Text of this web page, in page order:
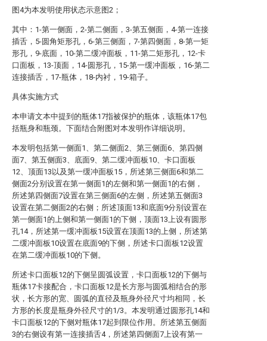
图4为本发明使用状态示意图2；
其中：1-第一侧面，2-第二侧面，3-第五侧面，4-第一连接
插舌，5-圆角矩形孔，6-第三侧面，7-第四侧面，8-第一矩
形孔，9-底面，10-第二缓冲面板，11-第二矩形孔，12-卡
口面板，13-顶面，14-圆形孔，15-第一缓冲面板，16-第二
连接插舌，17-瓶体，18-内衬，19-箱子。
具体实施方式
本申请文本中提到的瓶体17指被保护的瓶体，该瓶体17包
括瓶身和瓶颈。下面结合附图对本发明作详细说明。
本发明包括第一侧面1、第二侧面2、第三侧面6、第四侧
面7、第五侧面3、底面9、第二缓冲面板10、卡口面板
12、顶面13以及第一缓冲面板15，所述第三侧面6和第二
侧面2分别设置在第一侧面1的左侧和第一侧面1的右侧，
所述第四侧面7设置在第三侧面6的左侧，所述第五侧面3
设置在第二侧面2的右侧；所述顶面13和底面9分别设置在
第一侧面1的上侧和第一侧面1的下侧，顶面13上设有圆形
孔14，所述第一缓冲面板15设置在顶面13的上侧，所述第
二缓冲面板10设置在底面9的下侧，所述卡口面板12设置
在第二缓冲面板10的下侧。
所述卡口面板12的下侧呈圆弧设置，卡口面板12的下侧与
瓶体17卡接配合，卡口面板12是长方形与圆弧相结合的形
状，长方形的宽、圆弧的直径及瓶身外径尺寸均相同，长
方形的长度是瓶身外径尺寸的1/3。本发明通过圆形孔14和
卡口面板12的下侧对瓶体17起到限位作用。所述第五侧面
3的右侧设有第一连接插舌4，所述第四侧面7上设有第一